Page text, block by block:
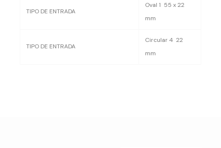
TIPO DE ENTRADA
Oval 1 55 x 22
mm
TIPO DE ENTRADA
Circular 4 22
mm